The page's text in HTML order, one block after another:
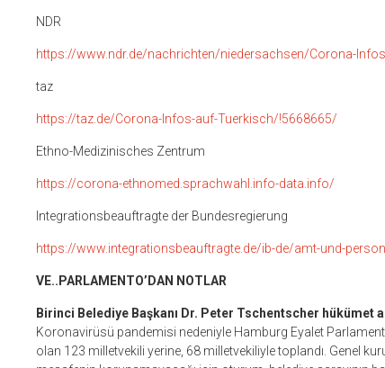
NDR
https://www.ndr.de/nachrichten/niedersachsen/Corona-
taz
https://taz.de/Corona-Infos-auf-Tuerkisch/!5668665/
Ethno-Medizinisches Zentrum
https://corona-ethnomed.sprachwahl.info-data.info/
Integrationsbeauftragte der Bundesregierung
https://www.integrationsbeauftragte.de/ib-de/amt-und-
VE..PARLAMENTO’DAN NOTLAR
Birinci Belediye Başkanı Dr. Peter Tschentscher hükümet
Koronavirüsü pandemisi nedeniyle Hamburg Eyalet
olan 123 milletvekili yerine, 68 milletvekiliyle toplandı. Genel